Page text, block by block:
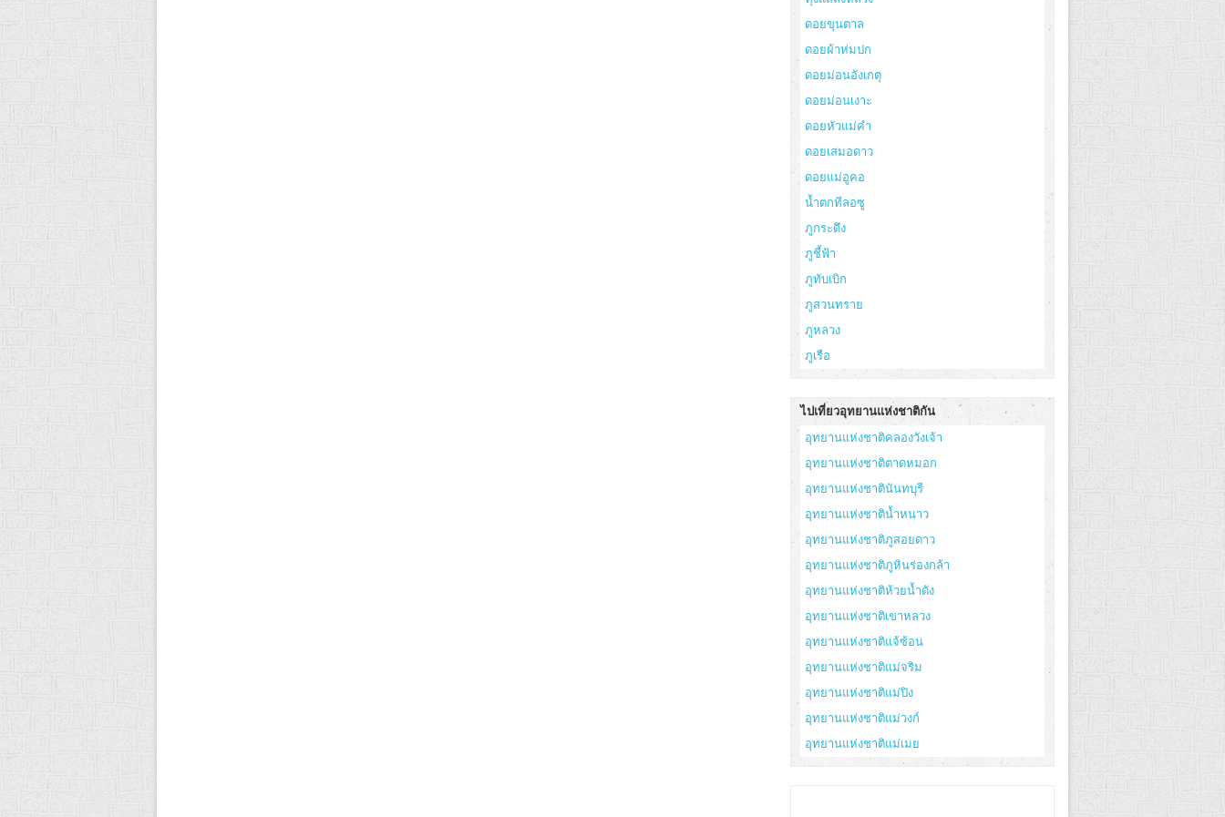
ดอยขุนตาล
ดอยผ้าห่มปก
ดอยม่อนอังเกตุ
ดอยม่อนเงาะ
ดอยหัวแม่คำ
ดอยเสมอดาว
ดอยแม่อูคอ
น้ำตกทีลอซู
ภูกระดึง
ภูชี้ฟ้า
ภูทับเบิก
ภูสวนทราย
ภูหลวง
ภูเรือ
ไปเที่ยวอุทยานแห่งชาติกัน
อุทยานแห่งชาติคลองวังเจ้า
อุทยานแห่งชาติตาดหมอก
อุทยานแห่งชาตินันทบุรี
อุทยานแห่งชาติน้ำหนาว
อุทยานแห่งชาติภูสอยดาว
อุทยานแห่งชาติภูหินร่องกล้า
อุทยานแห่งชาติห้วยน้ำดัง
อุทยานแห่งชาติเขาหลวง
อุทยานแห่งชาติแจ้ซ้อน
อุทยานแห่งชาติแม่จริม
อุทยานแห่งชาติแม่ปิง
อุทยานแห่งชาติแม่วงก์
อุทยานแห่งชาติแม่เมย